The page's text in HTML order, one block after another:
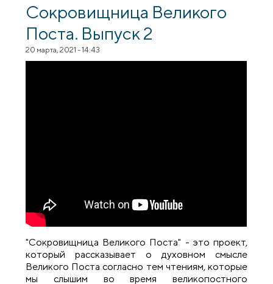
Сокровищница Великого
Поста. Выпуск 2
20 марта, 2021 - 14:43
"Сокровищница Великого Поста" - это проект,
который рассказывает о духовном смысле
Великого Поста согласно тем чтениям, которые
мы слышим во время великопостного